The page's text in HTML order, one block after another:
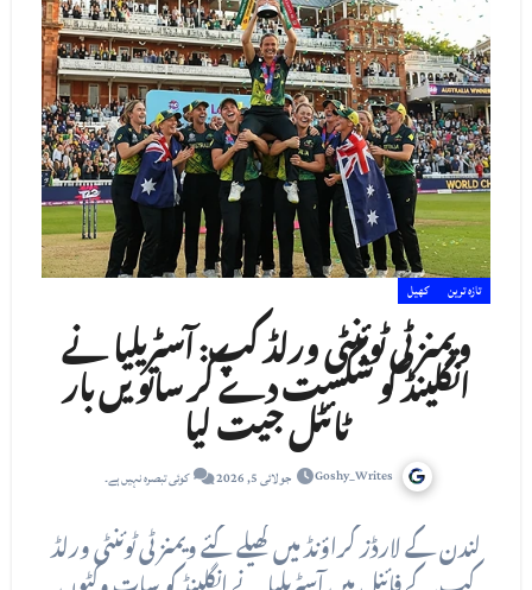
تازہ ترین کھیل
ویمنز ٹی ٹوئنٹی ورلڈ کپ: آسٹریلیا نے
انگلینڈ کو شکست دے کر ساتویں بار
ٹائٹل جیت لیا
Goshy_Writes جولائی 5, 2026 کوئی تبصرہ نہیں ہے۔
لندن کے لارڈز گراؤنڈ میں کھیلے گئے ویمنز ٹی ٹوئنٹی ورلڈ